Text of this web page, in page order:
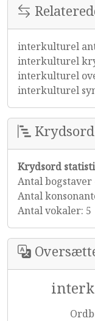
interkulturel
interkulturel
interkulturel
interkulturel
Krydsord
Antal bogstaver
Antal
Antal vokaler: 5